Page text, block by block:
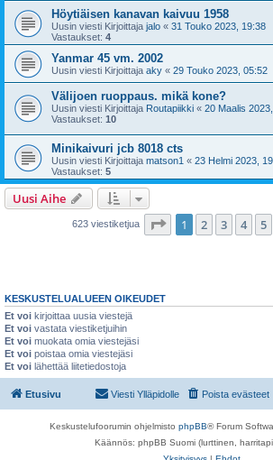
Höytiäisen kanavan kaivuu 1958
Uusin viesti Kirjoittaja jalo « 31 Touko 2023, 19:38
Vastaukset: 4
Yanmar 45 vm. 2002
Uusin viesti Kirjoittaja aky « 29 Touko 2023, 05:52
Välijoen ruoppaus. mikä kone?
Uusin viesti Kirjoittaja Routapiikki « 20 Maalis
Vastaukset: 10
Minikaivuri jcb 8018 cts
Uusin viesti Kirjoittaja matson1 « 23 Helmi 2023,
Vastaukset: 5
Uusi Aihe
623 viestiketjua Sivu /25
1 2 3 4 5
KESKUSTELUALUEEN OIKEUDET
Et voi kirjoittaa uusia viestejä
Et voi vastata viestiketjuihin
Et voi muokata omia viestejäsi
Et voi poistaa omia viestejäsi
Et voi lähettää liitetiedostoja
Etusivu Poista evästeet
Viesti Ylläpidolle
Keskustelufoorumin ohjelmisto phpBB® Forum
Käännös: phpBB Suomi (lurttinen,